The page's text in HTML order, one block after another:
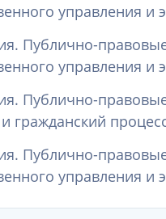
управления
Публично-
управления
Публично-правовые
гражданский
Публично-правовые
управления